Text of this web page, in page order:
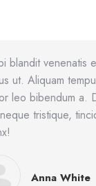
blandit venenatis
ut. Aliquam
leo bibendum a.
tristique,
Anna White